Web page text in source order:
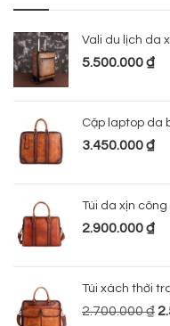
Vali du lịch da
5.500.000₫
Cặp laptop da
3.450.000₫
Túi da xịn công
2.900.000₫
Túi xách thời
2.700.000₫